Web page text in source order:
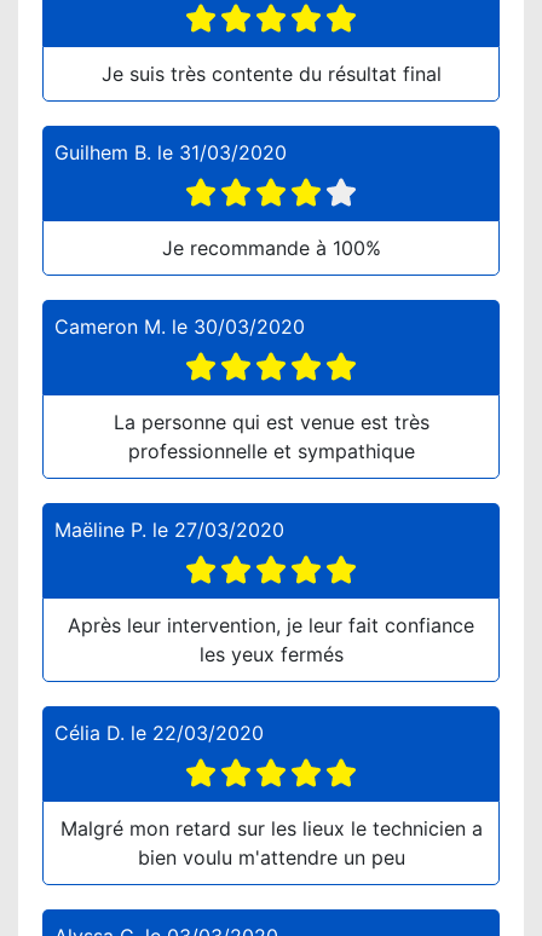
Je suis très contente du résultat final
Guilhem B. le 31/03/2020
Je recommande à 100%
Cameron M. le 30/03/2020
La personne qui est venue est très
professionnelle et sympathique
Maëline P. le 27/03/2020
Après leur intervention, je leur fait confiance
les yeux fermés
Célia D. le 22/03/2020
Malgré mon retard sur les lieux le technicien a
bien voulu m'attendre un peu